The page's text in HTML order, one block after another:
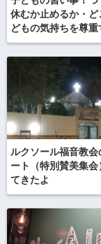
休むか止めるか・ど
どもの気持ちを尊重
ルクソール福音教会
ート（特別賛美集会
てきたよ